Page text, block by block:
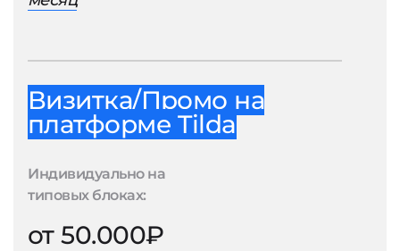
Визитка/Промо на
платформе Tilda
Индивидуально на
типовых блоках:
от 50.000₽